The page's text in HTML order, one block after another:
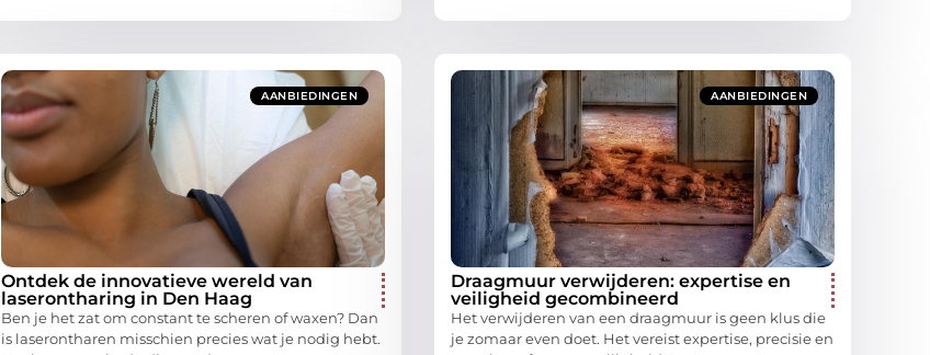
AANBIEDINGEN
Ontdek de innovatieve wereld van
laserontharing in Den Haag
Ben je het zat om constant te scheren of waxen? Dan
is laserontharen misschien precies wat je nodig hebt.
AANBIEDINGEN
Draagmuur verwijderen: expertise en
veiligheid gecombineerd
Het verwijderen van een draagmuur is geen klus die
je zomaar even doet. Het vereist expertise, precisie en